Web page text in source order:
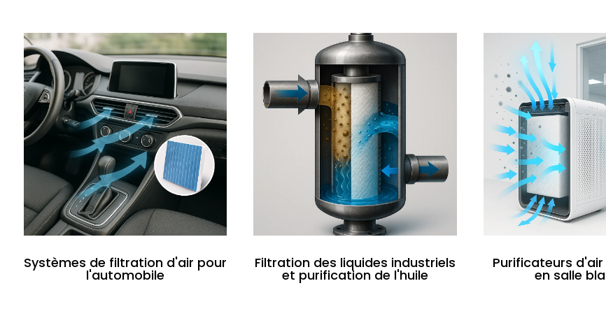
Systèmes de filtration d'air pour
l'automobile
Filtration des liquides industriels
et purification de l'huile
Purificateurs
en salle